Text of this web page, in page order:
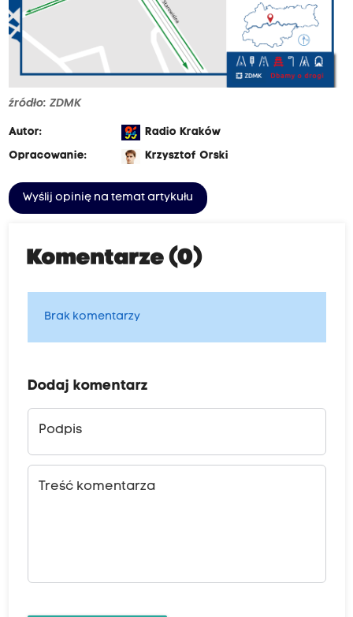
źródło: ZDMK
Autor:
Radio Kraków
Opracowanie:
Krzysztof Orski
Wyślij opinię na temat artykułu
Komentarze (0)
Brak komentarzy
Dodaj komentarz
Podpis
Treść komentarza